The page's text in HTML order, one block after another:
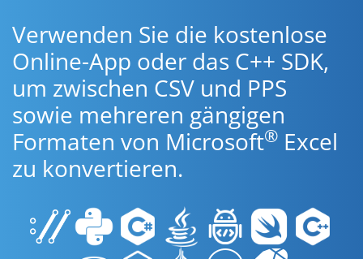
Verwenden Sie die kostenlose
Online-App oder das C++ SDK,
um zwischen CSV und PPS
sowie mehreren gängigen
Formaten von Microsoft® Excel
zu konvertieren.